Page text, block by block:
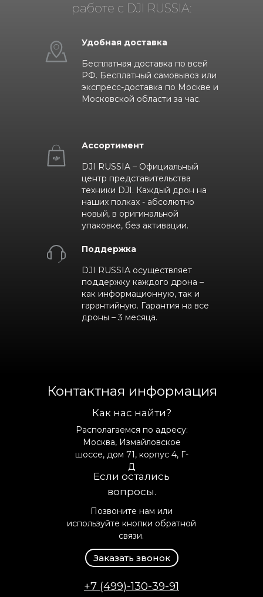
работе с DJI RUSSIA:
Удобная доставка
Бесплатная доставка по всей
РФ. Бесплатный самовывоз или
экспресс-доставка по Москве и
Московской области за час.
Ассортимент
DJI RUSSIA – Официальный
центр представительства
техники DJI. Каждый дрон на
наших полках - абсолютно
новый, в оригинальной
упаковке, без активации.
Поддержка
DJI RUSSIA осуществляет
поддержку каждого дрона –
как информационную, так и
гарантийную. Гарантия на все
дроны – 3 месяца.
Как нас найти?
Если остались
вопросы.
Располагаемся по адресу:
Москва, Измайловское
шоссе, дом 71, корпус 4, Г-
Д
Позвоните нам или
используйте кнопки обратной
связи.
+7 (499)-130-39-91
Заказать звонок
Контактная информация